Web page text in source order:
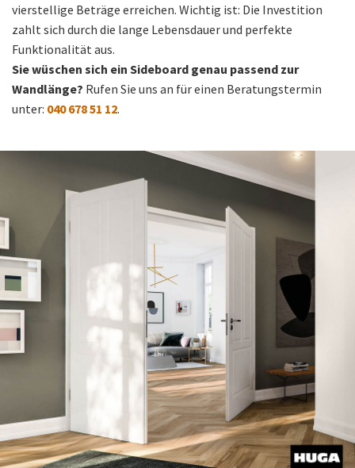
vierstellige Beträge erreichen. Wichtig ist: Die Investition
zahlt sich durch die lange Lebensdauer und perfekte
Funktionalität aus.
Sie wüschen sich ein Sideboard genau passend zur
Wandlänge? Rufen Sie uns an für einen Beratungstermin
unter: 040 678 51 12.